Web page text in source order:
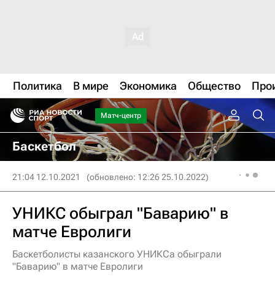
Политика В мире Экономика Общество
Матч-центр
Баскетбол
21:04 12.10.2021 (обновлено: 12:26 25.10.2022)
УНИКС обыграл "Баварию" в
матче Евролиги
Баскетболисты казанского УНИКСа обыграли
"Баварию" в матче Евролиги